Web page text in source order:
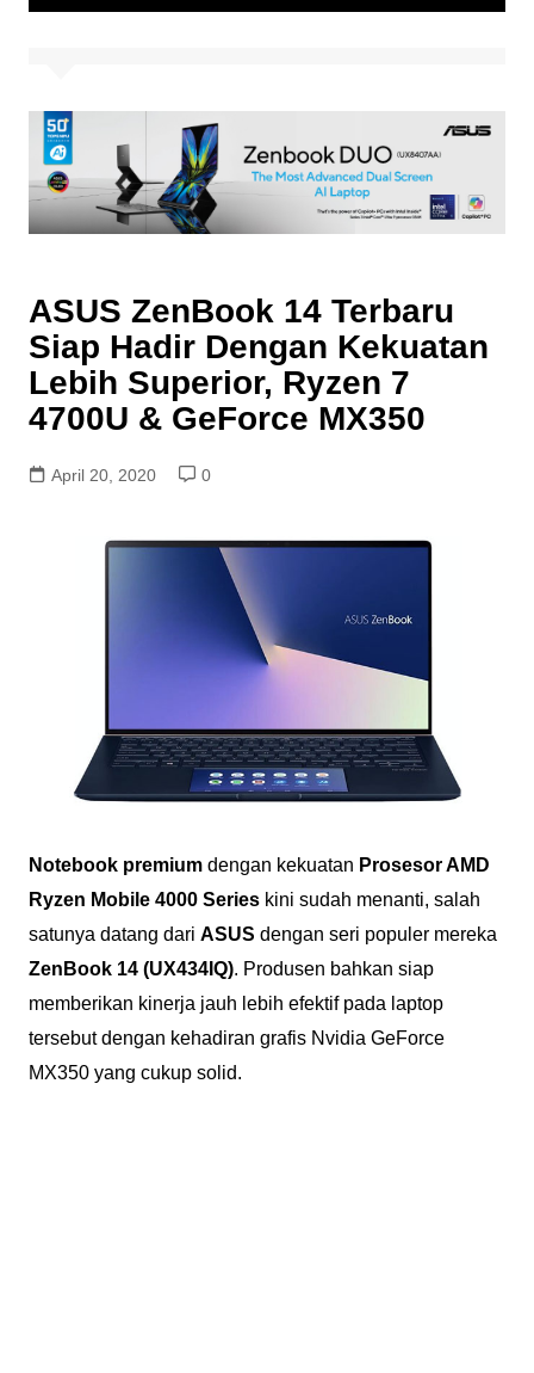
ASUS ZenBook 14 Terbaru
Siap Hadir Dengan Kekuatan
Lebih Superior, Ryzen 7
4700U & GeForce MX350
April 20, 2020 0
Notebook premiumdengan kekuatan Prosesor AMD
Ryzen Mobile 4000 Serieskini sudah menanti, salah
satunya datang dari ASUS dengan seri populer mereka
ZenBook 14 (UX434IQ). Produsen bahkan siap
memberikan kinerja jauh lebih efektif pada laptop
tersebut dengan kehadiran grafis Nvidia GeForce
MX350 yang cukup solid.